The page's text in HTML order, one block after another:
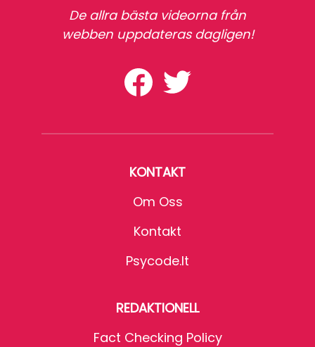
De allra bästa videorna från
webben uppdateras dagligen!
KONTAKT
Om Oss
Kontakt
Psycode.it
REDAKTIONELL
Fact Checking Policy